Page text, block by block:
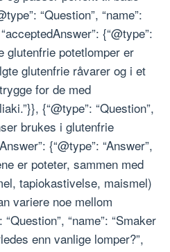
“Question”, “name”:
{“@type”:
glutenfrie potetlomper er
glutenfrie råvarer og i et
for de med
{“@type”: “Question”,
brukes i glutenfrie
{“@type”: “Answer”,
er poteter, sammen med
tapiokastivelse, maismel)
variere noe mellom
“name”: “Smaker
enn vanlige lomper?”,